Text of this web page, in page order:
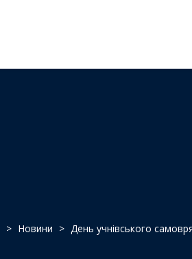
> Новини > День учнівського